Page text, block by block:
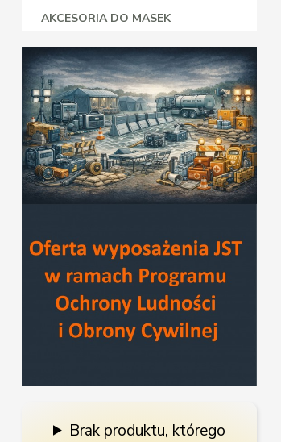
AKCESORIA DO MASEK
Brak produktu, którego